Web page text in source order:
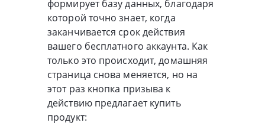
формирует базу данных, благодаря
которой точно знает, когда
заканчивается срок действия
вашего бесплатного аккаунта. Как
только это происходит, домашняя
страница снова меняется, но на
этот раз кнопка призыва к
действию предлагает купить
продукт: